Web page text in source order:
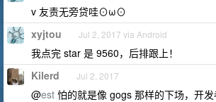
v 友责无旁贷哇⊙ω⊙
xyjtou Jul 2, 2017 via Android
我点完 star 是 9560，后排跟上！
Kilerd Jul 2, 2017
@est 怕的就是像 gogs 那样的下场，开